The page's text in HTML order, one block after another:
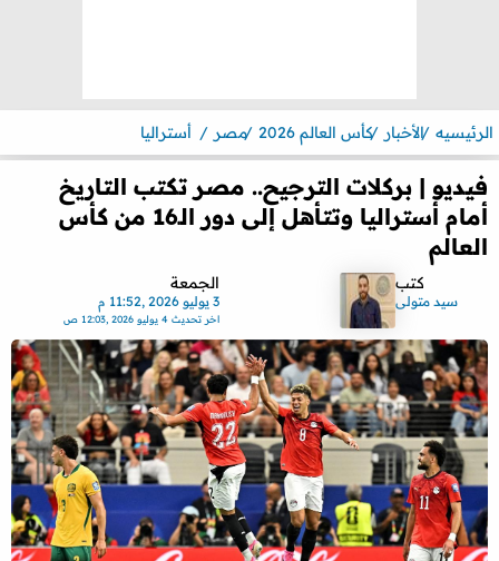
الرئيسيه الأخبار كأس العالم 2026 مصر أستراليا
فيديو | بركلات الترجيح.. مصر تكتب التاريخ
أمام أستراليا وتتأهل إلى دور الـ16 من كأس
العالم
كتب
سيد متولى
الجمعة
3 يوليو 2026 ,11:52 م
اخر تحديث4 يوليو 2026 ,12:03 ص